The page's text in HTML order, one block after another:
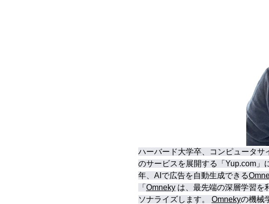
ハーバード大学卒、コンピュータ
のサービスを展開する「Yup.com」
年、AIで広告を自動生成できる
「 Omneky は、最先端の深層学習を
ソナライズします。 Omnekyの機械